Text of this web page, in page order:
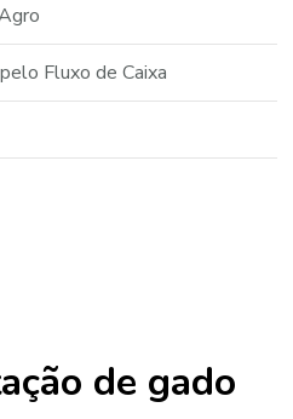
Fluxo de Caixa
de gado